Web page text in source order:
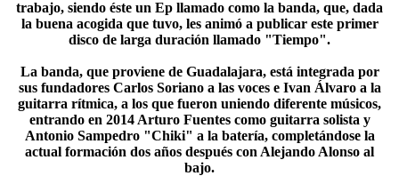
trabajo, siendo éste un Ep llamado como la banda, que, dada
la buena acogida que tuvo, les animó a publicar este primer
disco de larga duración llamado "Tiempo".
La banda, que proviene de Guadalajara, está integrada por
sus fundadores Carlos Soriano a las voces e Ivan Álvaro a la
guitarra rítmica, a los que fueron uniendo diferente músicos,
entrando en 2014 Arturo Fuentes como guitarra solista y
Antonio Sampedro "Chiki" a la batería, completándose la
actual formación dos años después con Alejando Alonso al
bajo.